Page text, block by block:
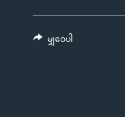
တရုတ်
အစ္စရေး-ပါလက်စတိုင်း
ရပ်ဝန်းတခု လမ်းတခု အလွန်
အင်္ဂလိပ်စာလေ့လာမယ်
မျှဝေပါ